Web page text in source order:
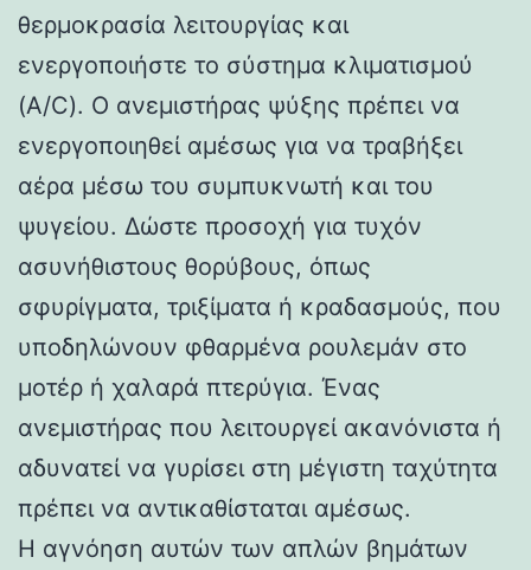
θερμοκρασία λειτουργίας και
ενεργοποιήστε το σύστημα κλιματισμού
(A/C). Ο ανεμιστήρας ψύξης πρέπει να
ενεργοποιηθεί αμέσως για να τραβήξει
αέρα μέσω του συμπυκνωτή και του
ψυγείου. Δώστε προσοχή για τυχόν
ασυνήθιστους θορύβους, όπως
σφυρίγματα, τριξίματα ή κραδασμούς, που
υποδηλώνουν φθαρμένα ρουλεμάν στο
μοτέρ ή χαλαρά πτερύγια. Ένας
ανεμιστήρας που λειτουργεί ακανόνιστα ή
αδυνατεί να γυρίσει στη μέγιστη ταχύτητα
πρέπει να αντικαθίσταται αμέσως.
Η αγνόηση αυτών των απλών βημάτων